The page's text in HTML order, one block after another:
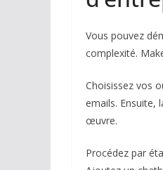
Vous pouvez
complexité.
Choisissez vos
emails. Ensuite,
œuvre.
Procédez par